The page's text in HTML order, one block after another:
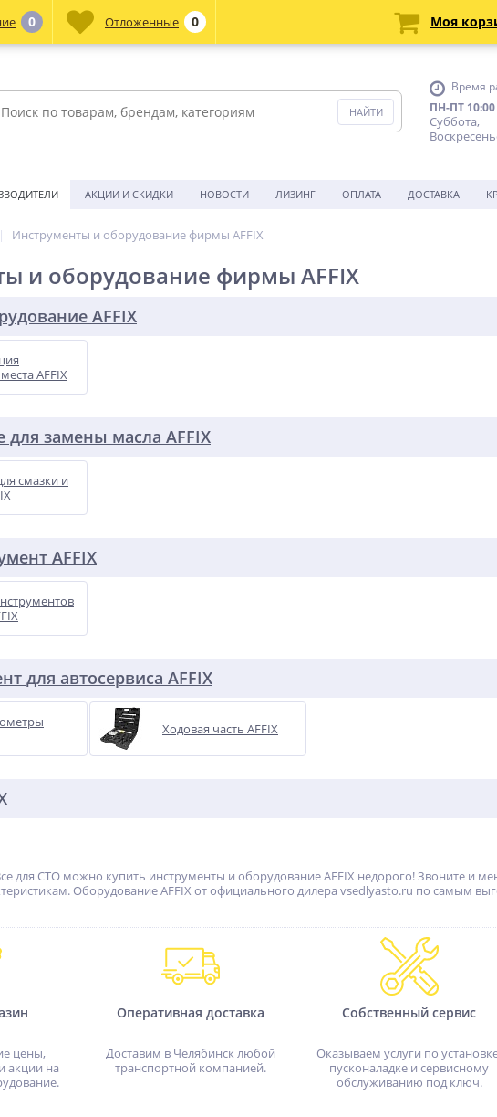
Время
ПН-ПТ 10:00
Суббота,
АКЦИИ И СКИДКИ НОВОСТИ ЛИЗИНГ ОПЛАТА ДОСТАВКА
Инструменты и оборудование фирмы AFFIX
и оборудование фирмы AFFIX
AFFIX
AFFIX
для замены масла AFFIX
смазки и
AFFIX
для автосервиса AFFIX
Ходовая часть AFFIX
для СТО можно купить инструменты и оборудование AFFIX недорого! Звоните и
Оборудование AFFIX от официального дилера vsedlyasto.ru по самым
цены,
акции на
Оперативная доставка
Доставим в Челябинск любой
транспортной компанией.
Собственный сервис
Оказываем услуги по
пусконаладке и сервисному
обслуживанию под ключ.
0 Отложенные 0 Моя